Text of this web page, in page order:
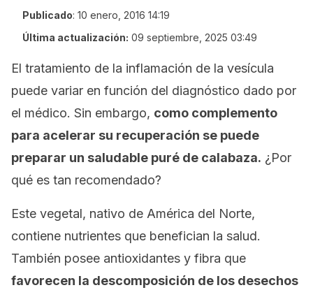
Publicado: 10 enero, 2016 14:19
Última actualización: 09 septiembre, 2025 03:49
El tratamiento de la inflamación de la vesícula
puede variar en función del diagnóstico dado por
el médico. Sin embargo, como complemento
para acelerar su recuperación se puede
preparar un saludable puré de calabaza. ¿Por
qué es tan recomendado?
Este vegetal, nativo de América del Norte,
contiene nutrientes que benefician la salud.
También posee antioxidantes y fibra que
favorecen la descomposición de los desechos